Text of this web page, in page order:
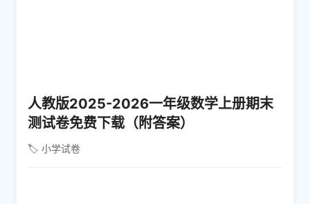
人教版2025-2026一年级数学上册期末
测试卷免费下载（附答案）
🏷️ 小学试卷